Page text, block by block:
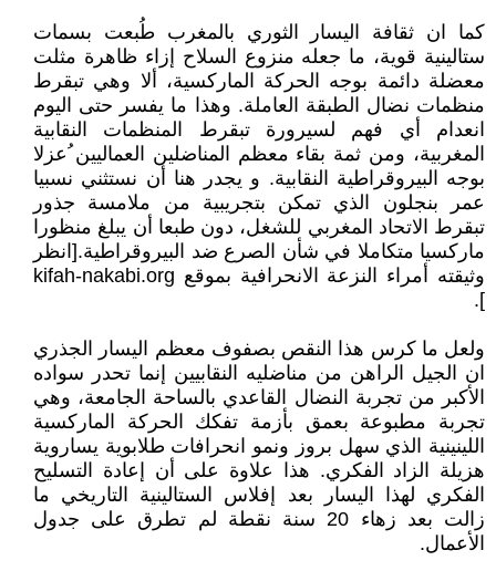
كما ان ثقافة اليسار الثوري بالمغرب طُبعت بسمات
ستالينية قوية، ما جعله منزوع السلاح إزاء ظاهرة مثلت
معضلة دائمة بوجه الحركة الماركسية، ألا وهي تبقرط
منظمات نضال الطبقة العاملة. وهذا ما يفسر حتى اليوم
انعدام أي فهم لسيرورة تبقرط المنظمات النقابية
المغربية، ومن ثمة بقاء معظم المناضلين العماليين ُعزلا
بوجه البيروقراطية النقابية. و يجدر هنا أن نستثني نسبيا
عمر بنجلون الذي تمكن بتجريبية من ملامسة جذور
تبقرط الاتحاد المغربي للشغل، دون طبعا أن يبلغ منظورا
ماركسيا متكاملا في شأن الصرع ضد البيروقراطية.[انظر
وثيقته أمراء النزعة الانحرافية بموقع kifah-nakabi.org
].
ولعل ما كرس هذا النقص بصفوف معظم اليسار الجذري
ان الجيل الراهن من مناضليه النقابيين إنما تحدر سواده
الأكبر من تجربة النضال القاعدي بالساحة الجامعة، وهي
تجربة مطبوعة بعمق بأزمة تفكك الحركة الماركسية
اللينينية الذي سهل بروز ونمو انحرافات طلابوية يساروية
هزيلة الزاد الفكري. هذا علاوة على أن إعادة التسليح
الفكري لهذا اليسار بعد إفلاس الستالينية التاريخي ما
زالت بعد زهاء 20 سنة نقطة لم تطرق على جدول
الأعمال.